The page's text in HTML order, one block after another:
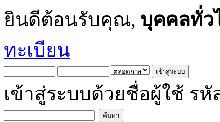
ยินดีต้อนรับคุณ, บุคคลทั่ว
ทะเบียน
เข้าสู่ระบบด้วยชื่อผู้ใช้ รหั